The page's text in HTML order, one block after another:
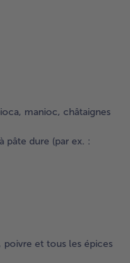
manioc, châtaignes
pâte dure (par ex. :
poivre et tous les épices